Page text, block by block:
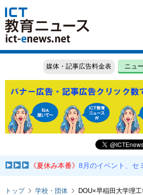
媒体・記事広告料金表 ニュ
《夏休み本番》8月のイベント、セ
トップ 学校・団体
DOU×早稲田大学理